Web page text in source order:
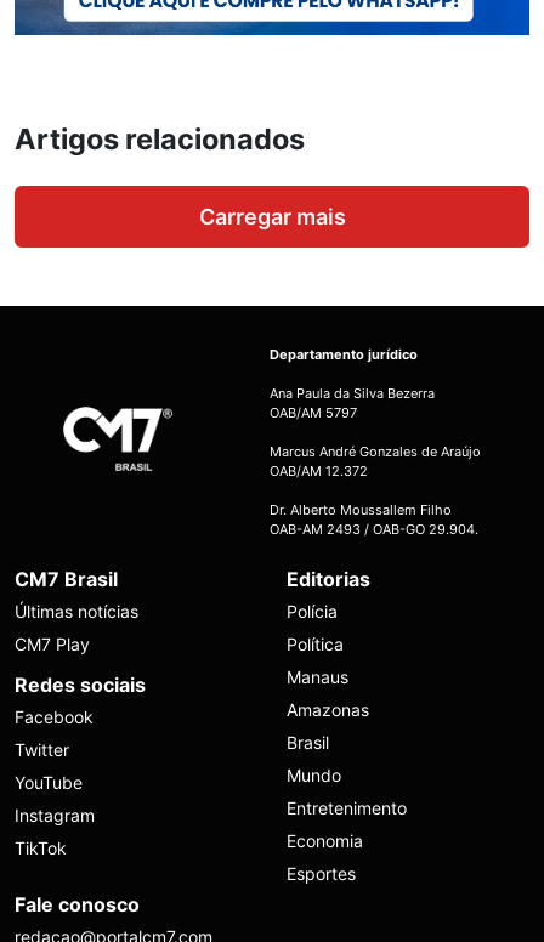
Artigos relacionados
Carregar mais
Departamento jurídico
Ana Paula da Silva Bezerra
OAB/AM 5797
Marcus André Gonzales de Araújo
OAB/AM 12.372
Dr. Alberto Moussallem Filho
OAB-AM 2493 / OAB-GO 29.904.
CM7 Brasil
Últimas notícias
CM7 Play
Redes sociais
Facebook
Twitter
YouTube
Instagram
TikTok
Editorias
Polícia
Política
Manaus
Amazonas
Brasil
Mundo
Entretenimento
Economia
Esportes
Fale conosco
redacao@portalcm7.com